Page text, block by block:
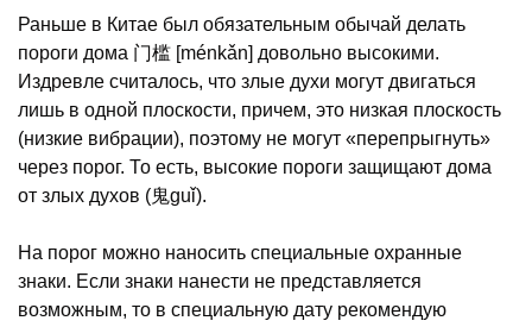
Раньше в Китае был обязательным обычай делать
пороги дома 门槛 [ménkǎn] довольно высокими.
Издревле считалось, что злые духи могут двигаться
лишь в одной плоскости, причем, это низкая плоскость
(низкие вибрации), поэтому не могут «перепрыгнуть»
через порог. То есть, высокие пороги защищают дома
от злых духов (鬼guǐ).
На порог можно наносить специальные охранные
знаки. Если знаки нанести не представляется
возможным, то в специальную дату рекомендую